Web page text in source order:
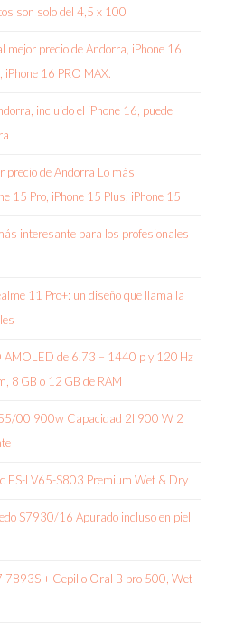
son solo del 4,5 x 100
mejor precio de Andorra, iPhone 16,
iPhone 16 PRO MAX.
incluido el iPhone 16, puede
precio de Andorra Lo más
15 Pro, iPhone 15 Plus, iPhone 15
interesante para los profesionales
11 Pro+: un diseño que llama la
AMOLED de 6.73 – 1440 p y 120 Hz
8 GB o 12 GB de RAM
00 900w Capacidad 2l 900 W 2
ES-LV65-S803 Premium Wet & Dry
S7930/16 Apurado incluso en piel
7893S + Cepillo Oral B pro 500, Wet